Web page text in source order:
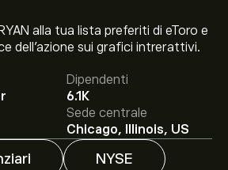
alla tua lista preferiti di eToro e
dell’azione sui grafici intrerattivi.
Dipendenti
6.1K
Sede centrale
Chicago, Illinois, US
NYSE
azioni RYAN è di 45.01‎$‎.
per le azioni Ryan Specialty
è di 45.01‎$‎.Iscrivitisu eToro per
degli analisti e obiettivi di prezzo.